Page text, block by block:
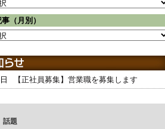
（月別）
【正社員募集】営業職を募集します
話題